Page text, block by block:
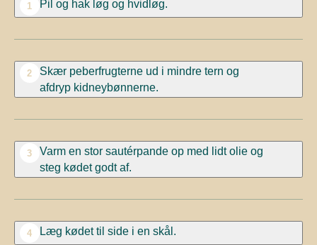
1 Pil og hak løg og hvidløg.
2
Skær peberfrugterne ud i mindre tern og
afdryp kidneybønnerne.
3 Varm en stor sautérpande op med lidt olieog
steg kødet godt af.
4 Læg kødet til side i en skål.